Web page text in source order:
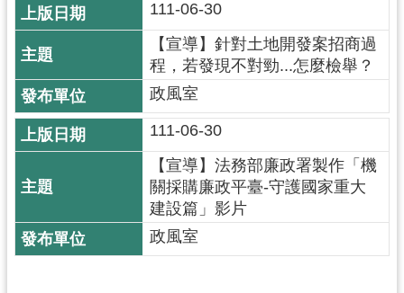
階
搜
尋
認
我
訊
111-06-30
【宣導】針對土地開發案招商過
程，若發現不對勁...怎麼檢舉？
政風室
111-06-30
【宣導】法務部廉政署製作「機
關採購廉政平臺-守護國家重大
建設篇」影片
政風室